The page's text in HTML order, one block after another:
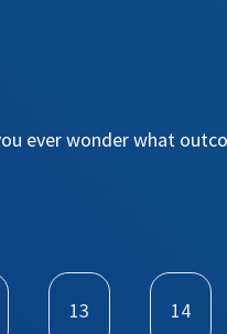
ever wonder what
13 14